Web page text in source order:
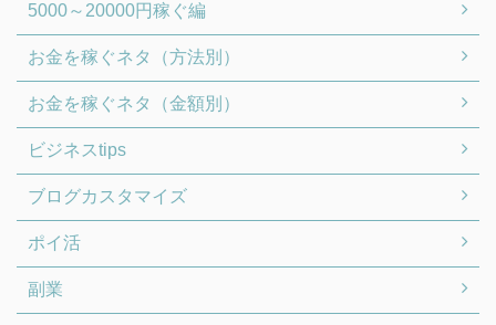
5000～20000円稼ぐ編
お金を稼ぐネタ（方法別）
お金を稼ぐネタ（金額別）
ビジネスtips
ブログカスタマイズ
ポイ活
副業